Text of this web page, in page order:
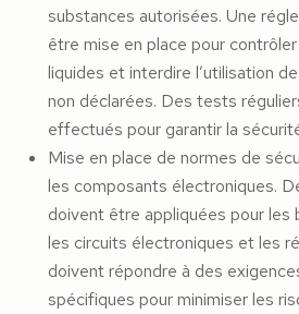
substances autorisées. Une
être mise en place pour
liquides et interdire l’utilisation
non déclarées. Des tests
effectués pour garantir la
Mise en place de normes de
les composants électroniques.
doivent être appliquées pour les
les circuits électroniques et les
doivent répondre à des
spécifiques pour minimiser les